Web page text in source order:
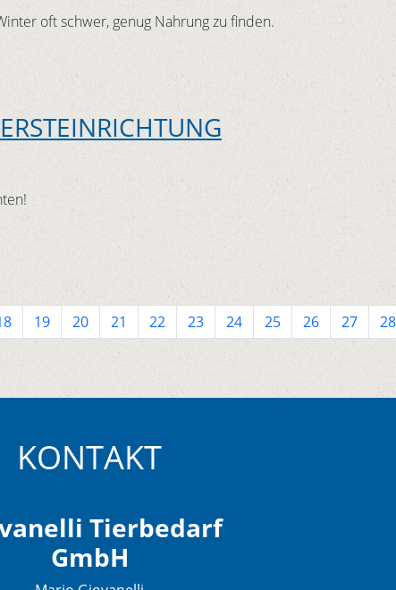
oft schwer, genug Nahrung zu finden.
19 20 21 22 23 24 25 26 27 28
KONTAKT
Tierbedarf
GmbH